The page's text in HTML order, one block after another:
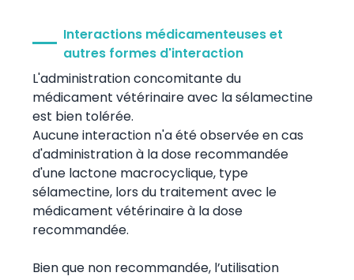
Interactions médicamenteuses et
autres formes d'interaction
L'administration concomitante du
médicament vétérinaire avec la sélamectine
est bien tolérée.
Aucune interaction n'a été observée en cas
d'administration à la dose recommandée
d'une lactone macrocyclique, type
sélamectine, lors du traitement avec le
médicament vétérinaire à la dose
recommandée.
Bien que non recommandée, l’utilisation